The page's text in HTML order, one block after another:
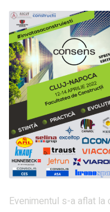
Evenimentul s-a aflat